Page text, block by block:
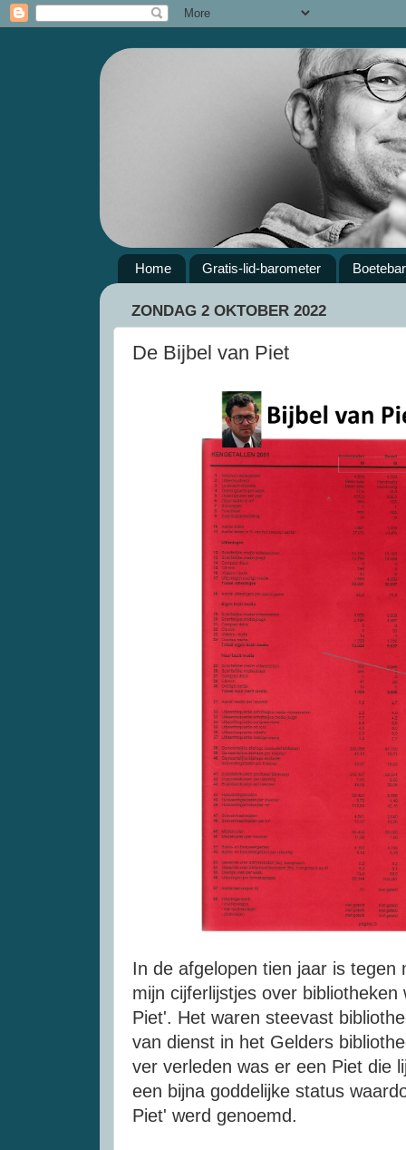
Home Gratis-lid-barometer
ZONDAG 2 OKTOBER 2022
De Bijbel van Piet
In de afgelopen tien jaar is tegen
mijn cijferlijstjes over
Piet'. Het waren steevast
van dienst in het Gelders
ver verleden was er een Piet die
een bijna goddelijke status
Piet' werd genoemd.